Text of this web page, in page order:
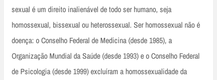
sexual é um direito inalienável de todo ser humano, seja
homossexual, bissexual ou heterossexual. Ser homossexual não é
doença: o Conselho Federal de Medicina (desde 1985), a
Organização Mundial da Saúde (desde 1993) e o Conselho Federal
de Psicologia (desde 1999) excluíram a homossexualidade da